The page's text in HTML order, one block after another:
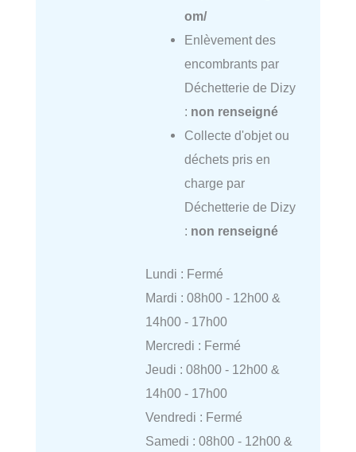
om/
Enlèvement des
encombrants par
Déchetterie de Dizy
: non renseigné
Collecte d'objet ou
déchets pris en
charge par
Déchetterie de Dizy
: non renseigné
Lundi : Fermé
Mardi : 08h00 - 12h00 &
14h00 - 17h00
Mercredi : Fermé
Jeudi : 08h00 - 12h00 &
14h00 - 17h00
Vendredi : Fermé
Samedi : 08h00 - 12h00 &